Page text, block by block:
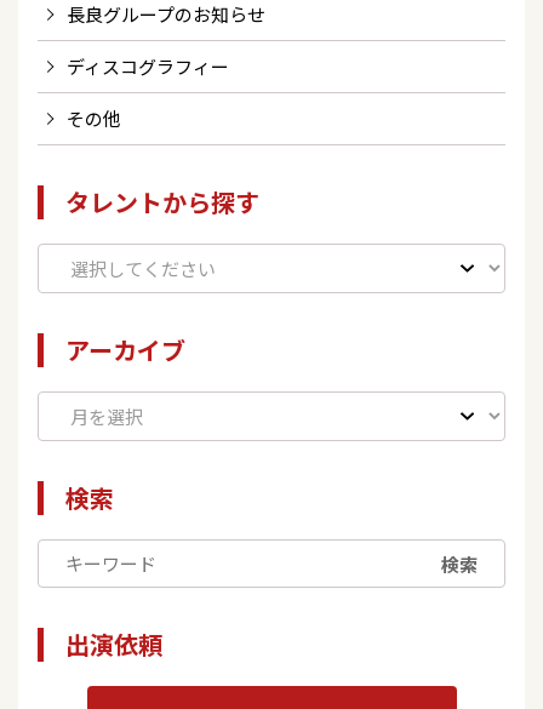
長良グループのお知らせ
ディスコグラフィー
その他
タレントから探す
アーカイブ
検索
検索
出演依頼